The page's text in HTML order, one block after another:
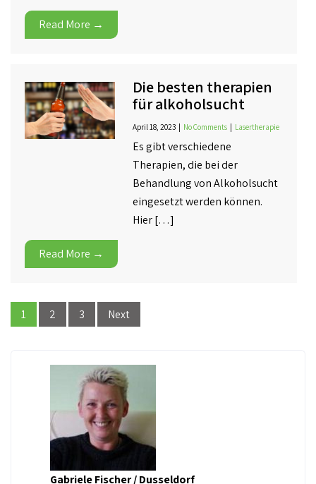
Read More →
Die besten therapien
für alkoholsucht
April 18, 2023 No Comments Lasertherapie
Es gibt verschiedene
Therapien, die bei der
Behandlung von Alkoholsucht
eingesetzt werden können.
Hier […]
Read More →
1 2 3 Next
Gabriele Fischer / Dusseldorf